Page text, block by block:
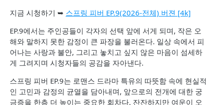
지금 시청하기 ➥ 스프링 피버 EP.9(2026-전체) 버젼 [4k]
EP.9에서는 주인공들이 각자의 선택 앞에 서게 되며, 작은 오
해와 말하지 못한 감정이 큰 파장을 불러온다. 일상 속에서 피
어나는 사랑과 불안, 그리고 놓치고 싶지 않은 마음이 섬세하
게 그려지며 시청자들의 공감을 자아낸다.
스프링 피버 EP.9는 로맨스 드라마 특유의 따뜻함 속에 현실적
인 고민과 감정의 균열을 담아내며, 앞으로의 전개에 대한 궁
금증을 한층 더 높이는 중요한 회차다. 잔잔하지만 여운이 오